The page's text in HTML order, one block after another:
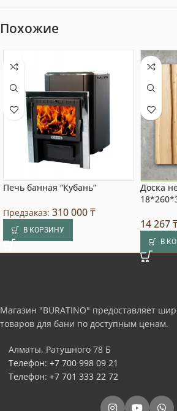
Похожие
Печь банная “Кубань”
Предзаказ: 310 000₸
В КОРЗИНУ
Акция
Доска
14 267
В
Магазин "BURATINO" предоставляет
товаров для бани по доступным ценам.
Алматы, Ратушного 78 Б
Телефон: +7 700 998 09 21
Телефон: +7 701 333 22 72